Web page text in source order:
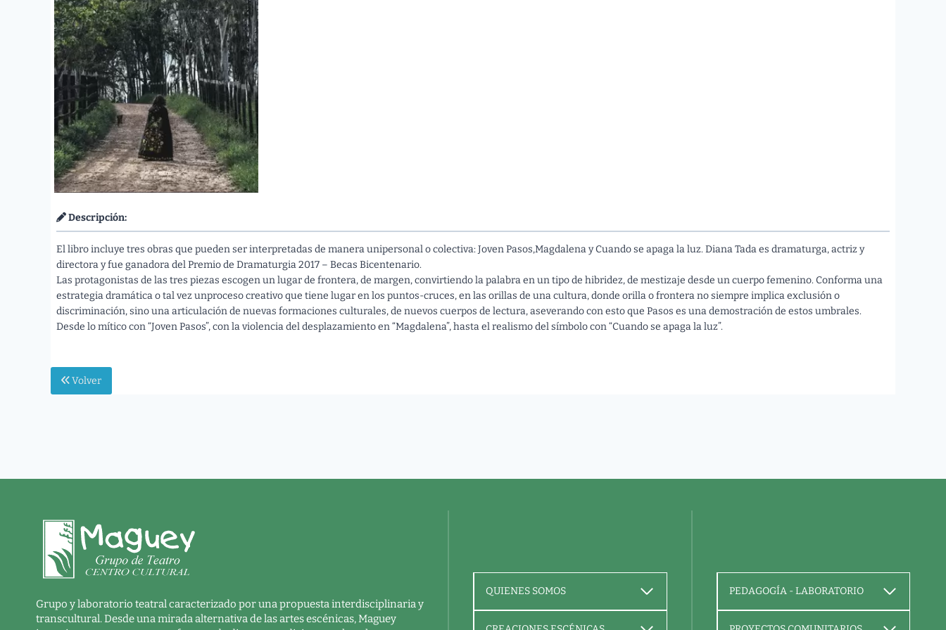
Descripción:
El libro incluye tres obras que pueden ser interpretadas de manera unipersonal o colectiva: Joven Pasos,Magdalena y Cuando se apaga la luz. Diana Tada es dramaturga, actriz y
directora y fue ganadora del Premio de Dramaturgia 2017 – Becas Bicentenario.
Las protagonistas de las tres piezas escogen un lugar de frontera, de margen, convirtiendo la palabra en un tipo de hibridez, de mestizaje desde un cuerpo femenino. Conforma una
estrategia dramática o tal vez unproceso creativo que tiene lugar en los puntos-cruces, en las orillas de una cultura, donde orilla o frontera no siempre implica exclusión o
discriminación, sino una articulación de nuevas formaciones culturales, de nuevos cuerpos de lectura, aseverando con esto que Pasos es una demostración de estos umbrales.
Desde lo mítico con “Joven Pasos”, con la violencia del desplazamiento en “Magdalena”, hasta el realismo del símbolo con “Cuando se apaga la luz”.
Volver
Grupo y laboratorio teatral caracterizado por una propuesta interdisciplinaria y
transcultural. Desde una mirada alternativa de las artes escénicas, Maguey
QUIENES SOMOS PEDAGOGÍA - LABORATORIO